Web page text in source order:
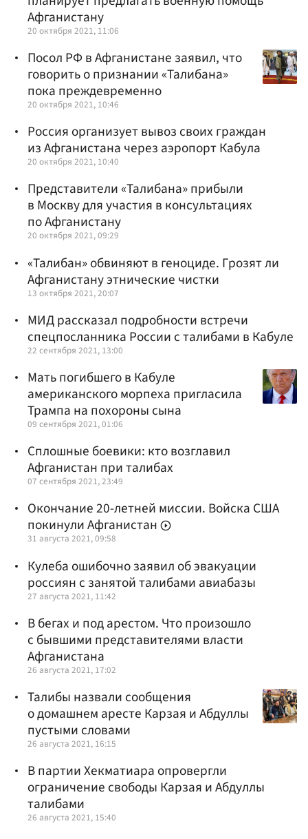
Афганистану
20 октября 2021, 11:06
Посол РФ в Афганистане заявил, что
говорить о признании «Талибана»
пока преждевременно
20 октября 2021, 10:46
Россия организует вывоз своих граждан
из Афганистана через аэропорт Кабула
20 октября 2021, 10:40
Представители «Талибана» прибыли
в Москву для участия в консультациях
по Афганистану
20 октября 2021, 09:29
«Талибан» обвиняют в геноциде. Грозят ли
Афганистану этнические чистки
13 октября 2021, 20:07
МИД рассказал подробности встречи
спецпосланника России с талибами в Кабуле
22 сентября 2021, 13:00
Мать погибшего в Кабуле
американского морпеха пригласила
Трампа на похороны сына
09 сентября 2021, 01:06
Сплошные боевики: кто возглавил
Афганистан при талибах
07 сентября 2021, 23:49
Окончание 20-летней миссии. Войска США
покинули Афганистан
31 августа 2021, 09:58
Кулеба ошибочно заявил об эвакуации
россиян с занятой талибами авиабазы
27 августа 2021, 11:42
В бегах и под арестом. Что произошло
с бывшими представителями власти
Афганистана
26 августа 2021, 17:02
Талибы назвали сообщения
о домашнем аресте Карзая и Абдуллы
пустыми словами
26 августа 2021, 16:15
В партии Хекматиара опровергли
ограничение свободы Карзая и Абдуллы
талибами
26 августа 2021, 15:40